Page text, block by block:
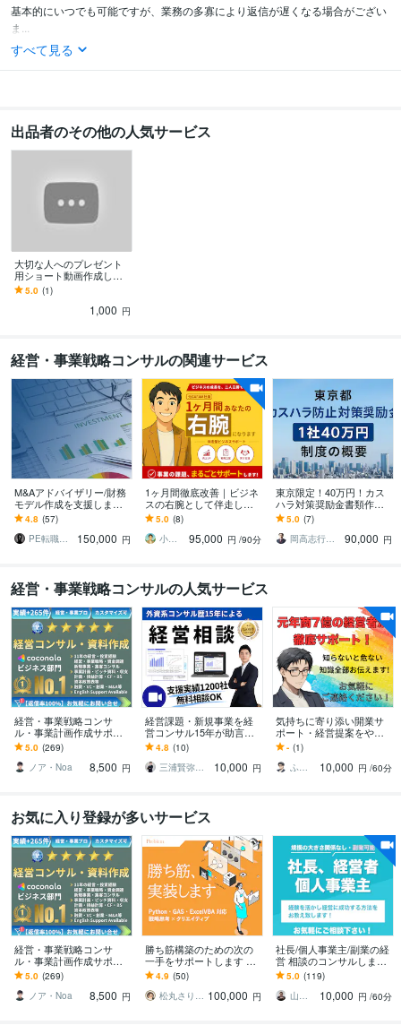
基本的にいつでも可能ですが、業務の多寡により返信が遅くなる場合がござい
ま...
すべて見る
出品者のその他の人気サービス
大切な人へのプレゼント
用ショート動画作成しま
す 大切なパートナー。離
れた家族。いつも言えな
い思いを形に。。
5.0 (1)
1,000 円
経営・事業戦略コンサルの関連サービス
M&Aアドバイザリー/財務
モデル作成を支援します
投資委員会/経営会議に耐
える水準で実務をハンズ
オン支援
4.8 (57)
PE転職・MAサポート
150,000 円
1ヶ月間徹底改善｜ビジネ
スの右腕として伴走しま
す コンセプト/ブランディ
ング/組織体制...あらゆる
課題に対応
5.0 (8)
小野寺進一
95,000 円 /90分
東京限定！40万円！カス
ハラ対策奨励金書類作り
ます 6月申請開始！東京都
内の事業者限定支給の奨
励金申請支援
5.0 (7)
岡高志行政書士事務所
90,000 円
経営・事業戦略コンサルの人気サービス
経営・事業戦略コンサ
ル・事業計画作成サポー
トします 億円超の資金調
達・実績多数 | 経営13年
のプロがサポート
5.0 (269)
ノア・Noa
8,500 円
経営課題・新規事業を経
営コンサル15年が助言し
ます 【無料相談OK】成長
戦略、競合差別化、販売
戦略まで壁打ち
4.8 (10)
三浦賢弥＠経営コンサルタント
10,000 円
気持ちに寄り添い開業サ
ポート・経営提案をやり
ます 失敗しない開業準備
と継続経営を経験者が伝
えます！
- (1)
ふんわりこころサポート☘️みちまさ
10,000 円 /60分
お気に入り登録が多いサービス
経営・事業戦略コンサ
ル・事業計画作成サポー
トします 億円超の資金調
達・実績多数 | 経営13年
のプロがサポート
5.0 (269)
ノア・Noa
8,500 円
勝ち筋構築のための次の
一手をサポートします Pyt
hon・GAS・ExcelVBA対
応、デザイン支援も
4.9 (50)
松丸さりり｜シネステティカ 100,000 円
社長/個人事業主/副業の経
営 相談のコンサルします
プロの経営コンサルタン
トが年商10億→70億の経
験をお伝え！
5.0 (119)
山下 経営コンサル／コーチ
10,000 円 /60分